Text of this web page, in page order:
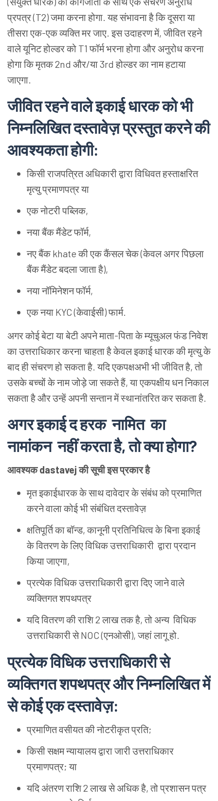
प्रपत्र (T2) जमाकरनाहोगा. यहसंभावनाहैकिदूसराया
तीसराएक-एकव्यक्तिमरजाए. इसउदाहरणमें, जीवितरहने
वालेयूनिटहोल्डरको T1 फॉर्मभरनाहोगाऔरअनुरोधकरना
होगाकिमृतक 2nd और/या 3rd होल्डरकानामहटाया
जाएगा.
जीवितरहनेवालेइकाईधारककोभी
निम्नलिखितदस्तावेज़प्रस्तुतकरनेकी
आवश्यकताहोगी:
किसीराजपत्रितअधिकारीद्वाराविधिवतहस्ताक्षरित
मृत्युप्रमाणपत्रया
एकनोटरीपब्लिक,
नयाबैंकमैंडेटफॉर्म,
नएबैंक khate कीएककैंसलचेक (केवलअगरपिछला
बैंकमैंडेटबदलाजाताहै),
नयानॉमिनेशनफॉर्म,
एकनया KYC (केवाईसी) फार्म.
अगरकोईबेटायाबेटीअपनेमाता-पिताकेम्यूचुअलफंडनिवेश
काउत्तराधिकारकरनाचाहताहैकेवलइकाई धारककीमृत्युके
बादहीसंचरणहोसकताहै. यदिएकपक्षअभीभीजीवितहै, तो
उसकेबच्चोंकेनामजोड़ेजासकतेहैं, याएकपक्षीय धननिकाल
सकताहैऔरउन्हेंअपनीसन्तानमेंस्थानांतरितकरसकताहै.
अगरइकाईदहरक नामित का
नामांकन नहींकरताहै, तोक्याहोगा?
आवश्यक dastavej कीसूचीइसप्रकारहै
मृतइकाईधारककेसाथदावेदारकेसंबंधकोप्रमाणित
करनेवालाकोईभीसंबंधितदस्तावेज़
क्षतिपूर्तिकाबॉन्ड, कानूनीप्रतिनिधित्वकेबिनाइकाई
केवितरणकेलिएविधिकउत्तराधिकारी द्वाराप्रदान
कियाजाएगा,
प्रत्येकविधिकउत्तराधिकारीद्वारादिएजानेवाले
व्यक्तिगतशपथपत्र
यदिवितरणकीराशि 2 लाखतकहै, तोअन्य विधिक
उत्तराधिकारीसे NOC (एनओसी), जहांलागूहो.
प्रत्येकविधिकउत्तराधिकारीसे
व्यक्तिगतशपथपत्रऔरनिम्नलिखितमें
सेकोईएकदस्तावेज़:
प्रमाणितवसीयतकीनोटरीकृतप्रति;
किसीसक्षमन्यायालयद्वाराजारीउत्तराधिकार
प्रमाणपत्र; या
यदिअंतरणराशि 2 लाखसेअधिकहै, तोप्रशासनपत्र